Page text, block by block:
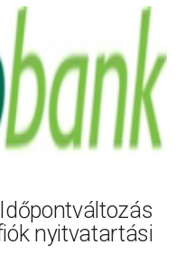
nyitvatartási